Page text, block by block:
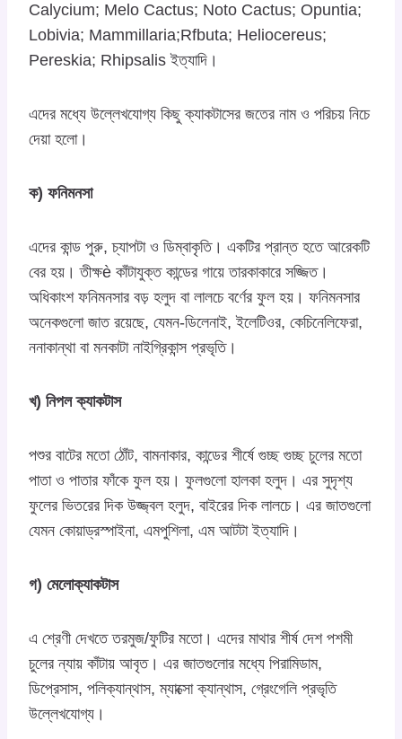
Calycium; Melo Cactus; Noto Cactus; Opuntia;
Lobivia; Mammillaria;Rfbuta; Heliocereus;
Pereskia; Rhipsalis ইত্যাদি।
এদের মধ্যে উল্লেখযোগ্য কিছু ক্যাকটাসের জতের নাম ও পরিচয় নিচে
দেয়া হলো।
ক) ফনিমনসা
এদের কান্ড পুরু, চ্যাপটা ও ডিম্বাকৃতি। একটির প্রান্ত হতে আরেকটি
বের হয়। তীক্ষè কাঁটাযুক্ত কান্ডের গায়ে তারকাকারে সজ্জিত।
অধিকাংশ ফনিমনসার বড় হলুদ বা লালচে বর্ণের ফুল হয়। ফনিমনসার
অনেকগুলো জাত রয়েছে, যেমন-ডিলেনাই, ইলেটিওর, কেচিনেলিফেরা,
ননাকান্থা বা মনকাটা নাইগ্রিকান্স প্রভৃতি।
খ) নিপল ক্যাকটাস
পশুর বাটের মতো ঠোঁট, বামনাকার, কান্ডের শীর্ষে গুচ্ছ গুচ্ছ চুলের মতো
পাতা ও পাতার ফাঁকে ফুল হয়। ফুলগুলো হালকা হলুদ। এর সুদৃশ্য
ফুলের ভিতরের দিক উজ্জ্বল হলুদ, বাইরের দিক লালচে। এর জাতগুলো
যেমন কোয়াড্রস্পাইনা, এমপুশিলা, এম আটটা ইত্যাদি।
গ) মেলোক্যাকটাস
এ শ্রেণী দেখতে তরমুজ/ফুটির মতো। এদের মাথার শীর্ষ দেশ পশমী
চুলের ন্যায় কাঁটায় আবৃত। এর জাতগুলোর মধ্যে পিরামিডাম,
ডিপ্রেসাস, পলিক্যান্থাস, ম্যাক্সো ক্যান্থাস, গ্রেংগেলি প্রভৃতি
উল্লেখযোগ্য।